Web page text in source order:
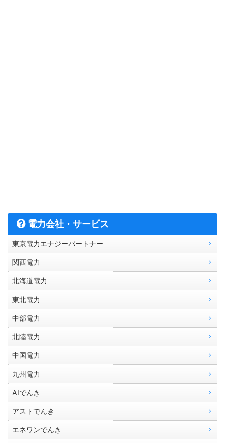
電力会社・サービス
東京電力エナジーパートナー
関西電力
北海道電力
東北電力
中部電力
北陸電力
中国電力
九州電力
AIでんき
アストでんき
エネワンでんき